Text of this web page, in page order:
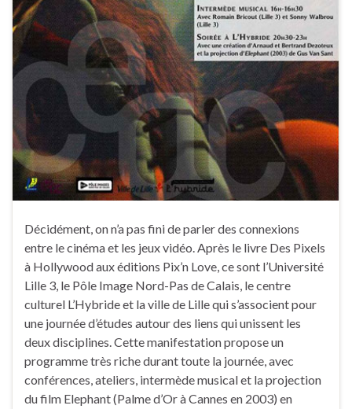
Décidément, on n’a pas fini de parler des connexions
entre le cinéma et les jeux vidéo. Après le livre Des Pixels
à Hollywood aux éditions Pix’n Love, ce sont l’Université
Lille 3, le Pôle Image Nord-Pas de Calais, le centre
culturel L’Hybride et la ville de Lille qui s’associent pour
une journée d’études autour des liens qui unissent les
deux disciplines. Cette manifestation propose un
programme très riche durant toute la journée, avec
conférences, ateliers, intermède musical et la projection
du film Elephant (Palme d’Or à Cannes en 2003) en